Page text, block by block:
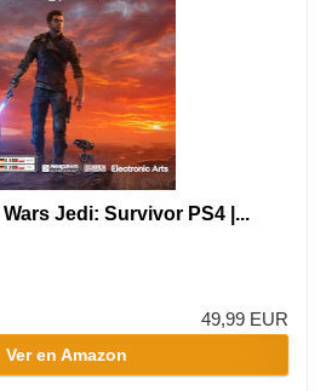
Jedi: Survivor PS4 |...
49,99 EUR
Ver en Amazon